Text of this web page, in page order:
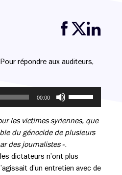
répondre aux auditeurs,
00:00
haut/bas
augmenter
les victimes syriennes, que
du génocide de plusieurs
des journalistes».
les dictateurs n’ont plus
d’un entretien avec de